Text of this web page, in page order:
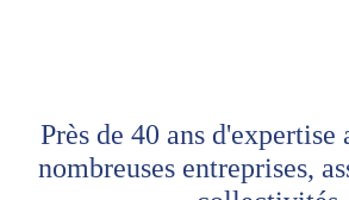
Près de 40 ans d'expertise
nombreuses entreprises,